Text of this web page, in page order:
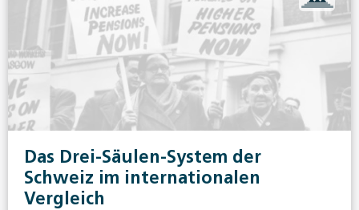
Das Drei-Säulen-System der
Schweiz im internationalen
Vergleich